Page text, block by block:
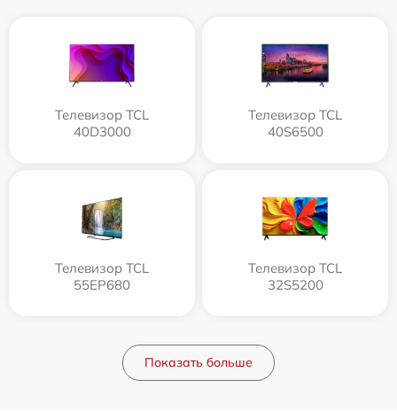
Телевизор TCL
40D3000
Телевизор TCL
40S6500
Телевизор TCL
55EP680
Телевизор TCL
32S5200
Показать больше